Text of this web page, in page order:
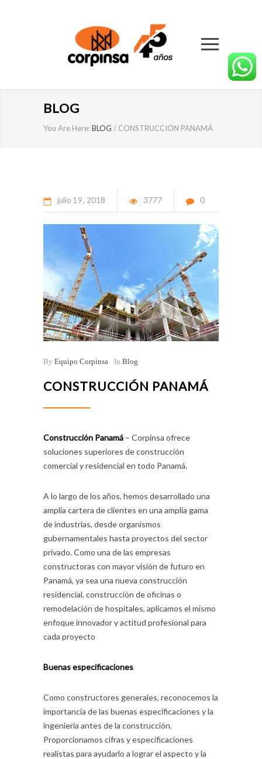
BLOG
You Are Here:BLOG / CONSTRUCCIÓN PANAMÁ
julio 19 2018 3777 0
By Equipo Corpinsa In Blog
CONSTRUCCIÓN PANAMÁ
Construcción Panamá – Corpinsa ofrece
soluciones superiores de construcción
comercial y residencial en todo Panamá.
A lo largo de los años, hemos desarrollado una
amplia cartera de clientes en una amplia gama
de industrias, desde organismos
gubernamentales hasta proyectos del sector
privado. Como una de las empresas
constructoras con mayor visión de futuro en
Panamá, ya sea una nueva construcción
residencial, construcción de oficinas o
remodelación de hospitales, aplicamos el mismo
enfoque innovador y actitud profesional para
cada proyecto
Buenas especificaciones
Como constructores generales, reconocemos la
importancia de las buenas especificaciones y la
ingeniería antes de la construcción.
Proporcionamos cifras y especificaciones
realistas para ayudarlo a lograr el aspecto y la